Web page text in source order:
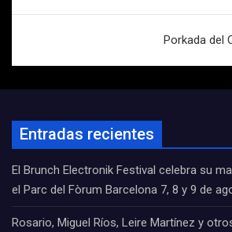
Porkada del
Entradas recientes
El Brunch Electronik Festival celebra su
el Parc del Fòrum Barcelona 7, 8 y 9 de
Rosario, Miguel Ríos, Leire Martínez y